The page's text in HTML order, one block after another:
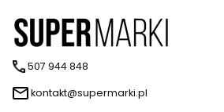
507 944 848
kontakt@supermarki.pl